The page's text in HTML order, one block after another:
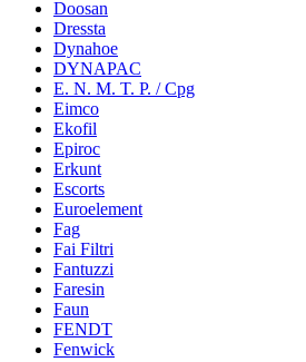
Doosan
Dressta
Dynahoe
DYNAPAC
E. N. M. T. P. / Cpg
Eimco
Ekofil
Epiroc
Erkunt
Escorts
Euroelement
Fag
Fai Filtri
Fantuzzi
Faresin
Faun
FENDT
Fenwick